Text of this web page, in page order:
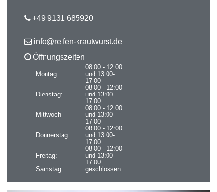
+49 9131 685920
info@reifen-krautwurst.de
Öffnungszeiten
Montag:
08:00 - 12:00
und 13:00-
17:00
Dienstag:
08:00 - 12:00
und 13:00-
17:00
Mittwoch:
08:00 - 12:00
und 13:00-
17:00
Donnerstag:
08:00 - 12:00
und 13:00-
17:00
Freitag:
08:00 - 12:00
und 13:00-
17:00
Samstag:
geschlossen